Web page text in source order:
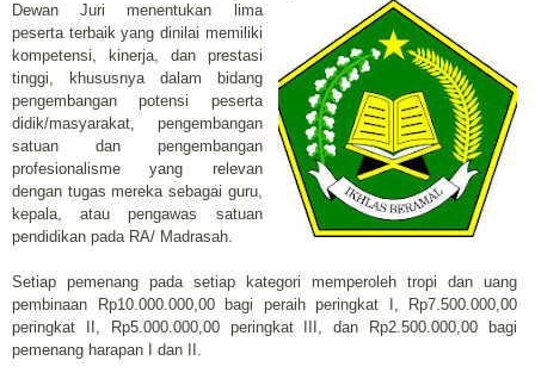
Dewan Juri menentukan lima
peserta terbaik yang dinilai memiliki
kompetensi, kinerja, dan prestasi
tinggi, khususnya dalam bidang
pengembangan potensi peserta
didik/masyarakat, pengembangan
satuan dan pengembangan
profesionalisme yang relevan
dengan tugas mereka sebagai guru,
kepala, atau pengawas satuan
pendidikan pada RA/ Madrasah.
Setiap pemenang pada setiap kategori memperoleh tropi dan uang
pembinaan Rp10.000.000,00 bagi peraih peringkat I, Rp7.500.000,00
peringkat II, Rp5.000.000,00 peringkat III, dan Rp2.500.000,00 bagi
pemenang harapan I dan II.